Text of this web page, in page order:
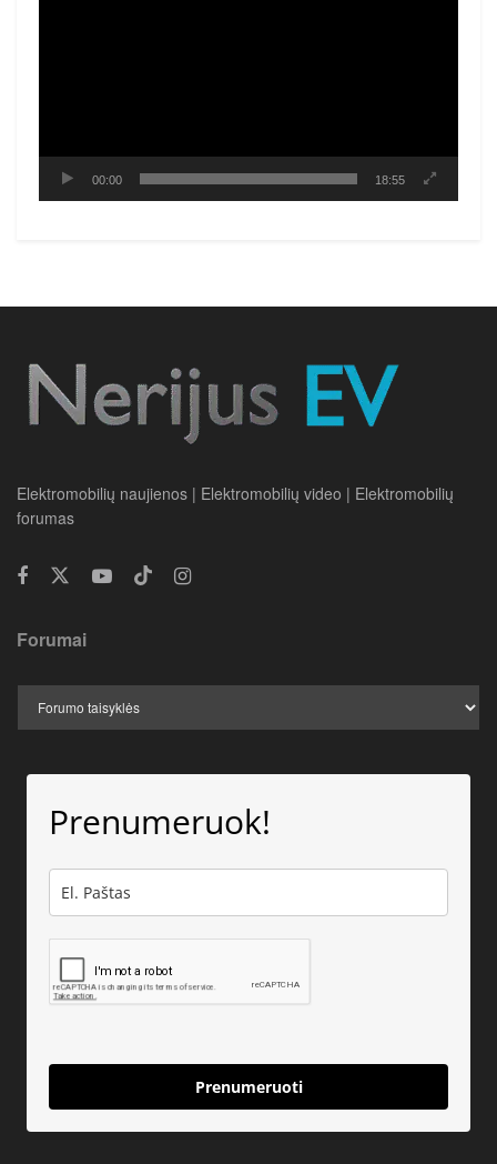
00:00 18:55
Elektromobilių naujienos | Elektromobilių video | Elektromobilių
forumas
Forumai
Prenumeruok!
Prenumeruoti